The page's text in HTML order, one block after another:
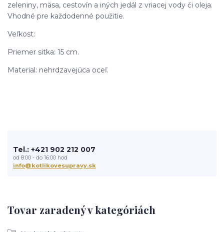
zeleniny, mäsa, cestovín a iných jedál z vriacej vody či oleja.
Vhodné pre každodenné použitie.
Veľkost:
Priemer sitka: 15 cm.
Material: nehrdzavejúca oceľ.
Tovar zaradený v kategóriách
Tel.: +421 902 212 007
od 8:00 - do 16:00 hod
info@kotlikovesupravy.sk